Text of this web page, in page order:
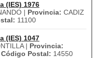
(IES) 1976
| Provincia: CADIZ
11100
(IES) 1047
| Provincia:
Código Postal: 14550